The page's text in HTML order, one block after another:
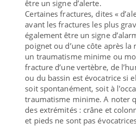
être un signe d’alerte.
Certaines fractures, dites «
avant les fractures les plus
également être un signe
poignet ou d’une côte après
un traumatisme minime ou
fracture d’une vertèbre, de
ou du bassin est évocatrice si
soit spontanément, soit à
traumatisme minime. A noter
des extrémités : crâne et
et pieds ne sont pas